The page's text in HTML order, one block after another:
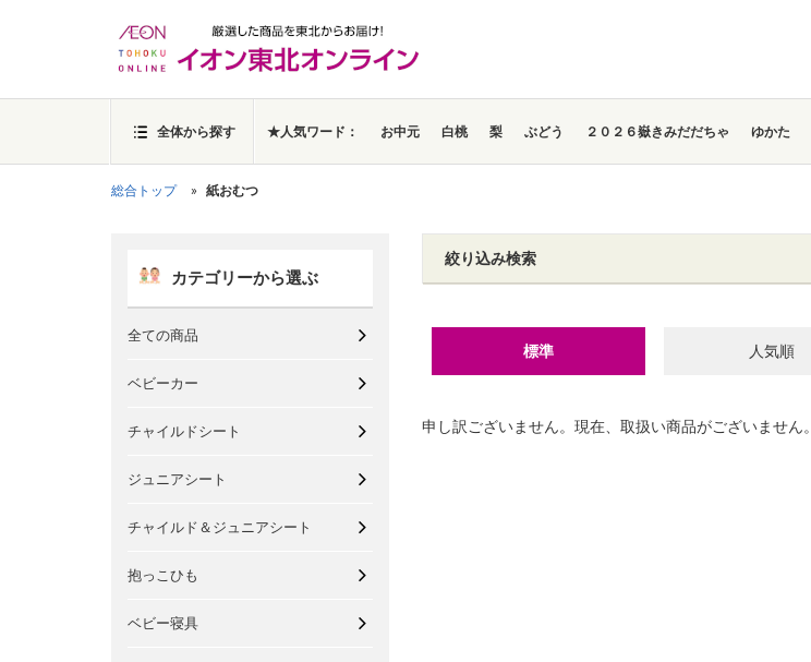
全体から探す ★人気ワード： お中元 白桃 梨 ぶどう ２０２６嶽きみだだちゃ ゆかた
総合トップ 紙おむつ
カテゴリーから選ぶ
全ての商品
ベビーカー
チャイルドシート
ジュニアシート
チャイルド＆ジュニアシート
抱っこひも
ベビー寝具
絞り込み検索
標準 人気順
申し訳ございません。現在、取扱い商品がございません。